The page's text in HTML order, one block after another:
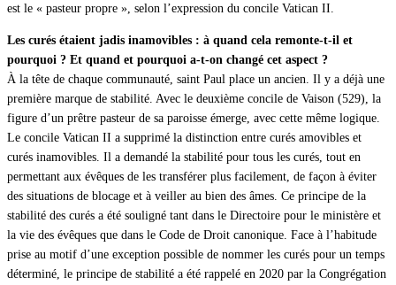
est le « pasteur propre », selon l’expression du concile Vatican II.
Les curés étaient jadis inamovibles : à quand cela remonte-t-il et
pourquoi ? Et quand et pourquoi a-t-on changé cet aspect ?
À la tête de chaque communauté, saint Paul place un ancien. Il y a déjà une
première marque de stabilité. Avec le deuxième concile de Vaison (529), la
figure d’un prêtre pasteur de sa paroisse émerge, avec cette même logique.
Le concile Vatican II a supprimé la distinction entre curés amovibles et
curés inamovibles. Il a demandé la stabilité pour tous les curés, tout en
permettant aux évêques de les transférer plus facilement, de façon à éviter
des situations de blocage et à veiller au bien des âmes. Ce principe de la
stabilité des curés a été souligné tant dans le Directoire pour le ministère et
la vie des évêques que dans le Code de Droit canonique. Face à l’habitude
prise au motif d’une exception possible de nommer les curés pour un temps
déterminé, le principe de stabilité a été rappelé en 2020 par la Congrégation